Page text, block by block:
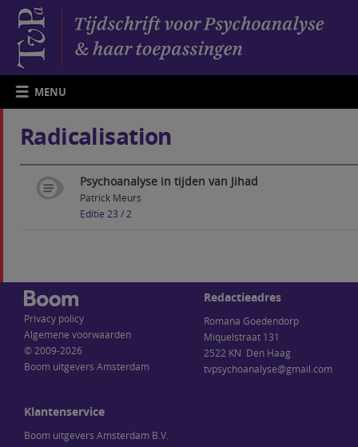
MENU
Radicalisation
Psychoanalyse in tijden van Jihad
Patrick Meurs
Editie 23 / 2
Privacy policy
Algemene voorwaarden
© 2009-2026
Boom uitgevers Amsterdam
Redactieadres
Romana Goedendorp
Miquelstraat 131
2522 KN Den Haag
tvpsychoanalyse@gmail.com
Klantenservice
Boom uitgevers Amsterdam B.V.